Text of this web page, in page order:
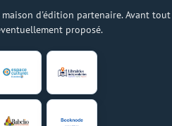
d'édition partenaire. Avant
proposé.